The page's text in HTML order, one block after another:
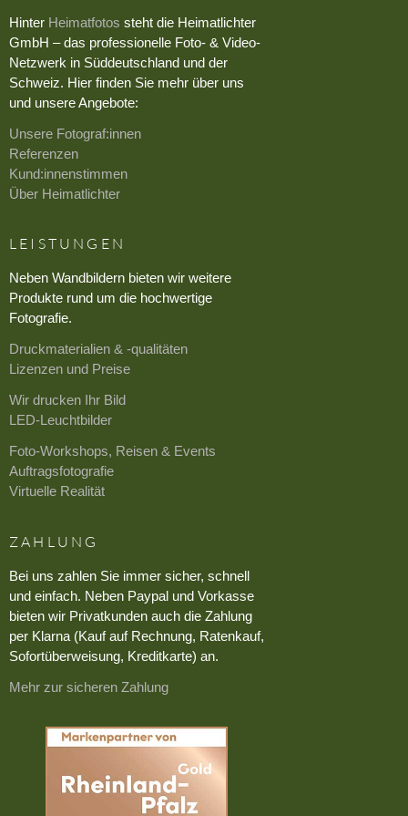
Hinter Heimatfotos steht die Heimatlichter
GmbH – das professionelle Foto- & Video-
Netzwerk in Süddeutschland und der
Schweiz. Hier finden Sie mehr über uns
und unsere Angebote:
Unsere Fotograf:innen
Referenzen
Kund:innenstimmen
Über Heimatlichter
LEISTUNGEN
Neben Wandbildern bieten wir weitere
Produkte rund um die hochwertige
Fotografie.
Druckmaterialien & -qualitäten
Lizenzen und Preise
Wir drucken Ihr Bild
LED-Leuchtbilder
Foto-Workshops, Reisen & Events
Auftragsfotografie
Virtuelle Realität
ZAHLUNG
Bei uns zahlen Sie immer sicher, schnell
und einfach. Neben Paypal und Vorkasse
bieten wir Privatkunden auch die Zahlung
per Klarna (Kauf auf Rechnung, Ratenkauf,
Sofortüberweisung, Kreditkarte) an.
Mehr zur sicheren Zahlung